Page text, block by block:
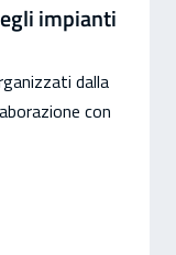
impianti
dalla
con